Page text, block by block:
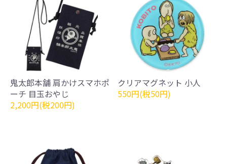
鬼太郎本舗 肩かけスマホポ
ーチ 目玉おやじ
2,200円(税200円)
クリアマグネット 小人
550円(税50円)